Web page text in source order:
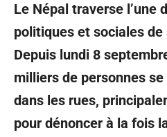
Le Népal traverse l’une
politiques et sociales
Depuis lundi 8
milliers de personnes
dans les rues,
pour dénoncer à la fois